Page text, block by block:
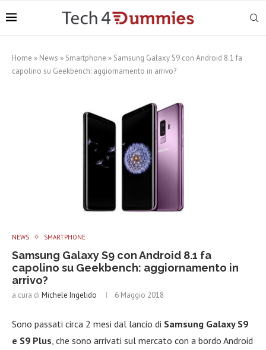
Home » News » Smartphone » Samsung Galaxy S9 con Android 8.1 fa
capolino su Geekbench: aggiornamento in arrivo?
NEWS SMARTPHONE
Samsung Galaxy S9 con Android 8.1 fa
capolino su Geekbench: aggiornamento in
arrivo?
a cura di Michele Ingelido 6 Maggio 2018
Sono passati circa 2 mesi dal lancio di Samsung Galaxy S9
e S9 Plus , che sono arrivati sul mercato con a bordo Android